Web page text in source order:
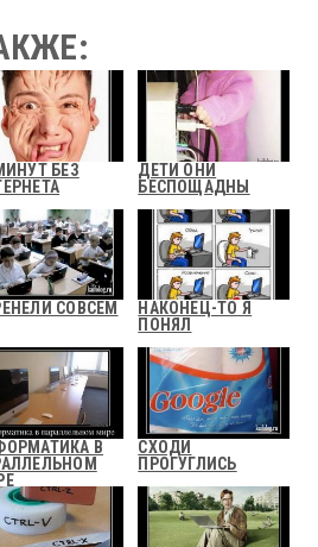
БЕЗ
ДЕТИ ОНИ
БЕСПОЩАДНЫ
СОВСЕМ
НАКОНЕЦ-ТО Я
ПОНЯЛ
В
СХОДИ
ПРОГУГЛИСЬ